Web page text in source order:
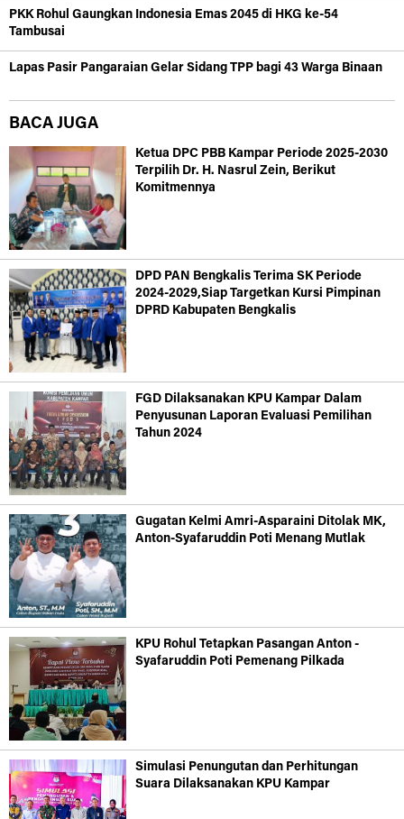
PKK Rohul Gaungkan Indonesia Emas 2045 di HKG ke-54
Tambusai
Lapas Pasir Pangaraian Gelar Sidang TPP bagi 43 Warga Binaan
BACA JUGA
Ketua DPC PBB Kampar Periode 2025-2030
Terpilih Dr. H. Nasrul Zein, Berikut
Komitmennya
DPD PAN Bengkalis Terima SK Periode
2024-2029,Siap Targetkan Kursi Pimpinan
DPRD Kabupaten Bengkalis
FGD Dilaksanakan KPU Kampar Dalam
Penyusunan Laporan Evaluasi Pemilihan
Tahun 2024
Gugatan Kelmi Amri-Asparaini Ditolak MK,
Anton-Syafaruddin Poti Menang Mutlak
KPU Rohul Tetapkan Pasangan Anton -
Syafaruddin Poti Pemenang Pilkada
Simulasi Penungutan dan Perhitungan
Suara Dilaksanakan KPU Kampar